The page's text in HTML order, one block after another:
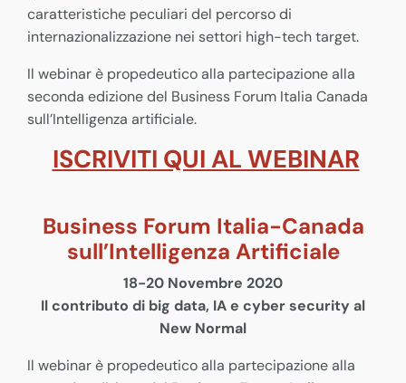
caratteristiche peculiari del percorso di
internazionalizzazione nei settori high-tech target.
Il webinar è propedeutico alla partecipazione alla
seconda edizione del Business Forum Italia Canada
sull’Intelligenza artificiale.
ISCRIVITI QUI AL WEBINAR
Business Forum Italia-Canada
sull’Intelligenza Artificiale
18-20 Novembre 2020
Il contributo di big data, IA e cyber security al
New Normal
Il webinar è propedeutico alla partecipazione alla